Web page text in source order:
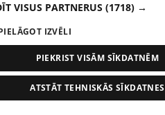
pirms 1 nedēļas, 1 dienas
Barkavā sākas
VISUS PARTNERUS (1718) →
IZVĒLI
PIEKRIST VISĀM SĪKDATNĒM
ATSTĀT TEHNISKĀS SĪKDATNES